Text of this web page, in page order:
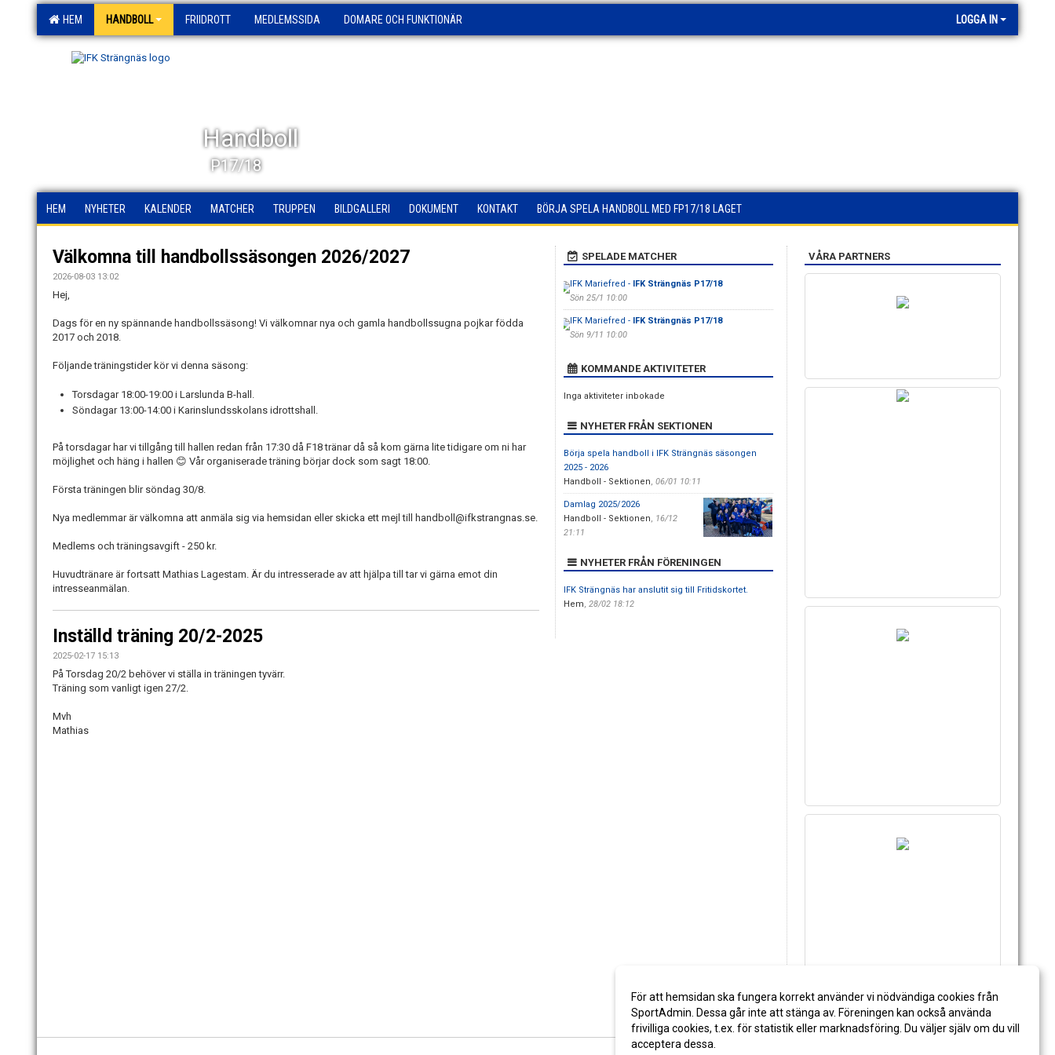
HEM HANDBOLL FRIIDROTT MEDLEMSSIDA DOMARE OCH FUNKTIONÄR LOGGA IN
Handboll
P17/18
HEM NYHETER KALENDER MATCHER TRUPPEN BILDGALLERI DOKUMENT KONTAKT BÖRJA SPELA HANDBOLL MED FP17/18 LAGET
Välkomna till handbollssäsongen 2026/2027
2026-08-03 13:02
Hej,
Dags för en ny spännande handbollssäsong! Vi välkomnar nya och gamla handbollssugna pojkar födda
2017 och 2018.
Följande träningstider kör vi denna säsong:
Torsdagar 18:00-19:00 i Larslunda B-hall.
Söndagar 13:00-14:00 i Karinslundsskolans idrottshall.
På torsdagar har vi tillgång till hallen redan från 17:30 då F18 tränar då så kom gärna lite tidigare om ni har
möjlighet och häng i hallen 😊 Vår organiserade träning börjar dock som sagt 18:00.
Första träningen blir söndag 30/8.
Nya medlemmar är välkomna att anmäla sig via hemsidan eller skicka ett mejl till handboll@ifkstrangnas.se.
Medlems och träningsavgift - 250 kr.
Huvudtränare är fortsatt Mathias Lagestam. Är du intresserade av att hjälpa till tar vi gärna emot din
intresseanmälan.
Inställd träning 20/2-2025
2025-02-17 15:13
På Torsdag 20/2 behöver vi ställa in träningen tyvärr.
Träning som vanligt igen 27/2.
Mvh
Mathias
SPELADE MATCHER
IFK Mariefred - IFK Strängnäs P17/18
Sön 25/1 10:00
IFK Mariefred - IFK Strängnäs P17/18
Sön 9/11 10:00
KOMMANDE AKTIVITETER
Inga aktiviteter inbokade
NYHETER FRÅN SEKTIONEN
Börja spela handboll i IFK Strängnäs säsongen
2025 - 2026
Handboll - Sektionen, 06/01 10:11
Damlag 2025/2026
Handboll - Sektionen, 16/12
21:11
NYHETER FRÅN FÖRENINGEN
IFK Strängnäs har anslutit sig till Fritidskortet.
Hem, 28/02 18:12
VÅRA PARTNERS
För att hemsidan ska fungera korrekt använder vi nödvändiga cookies från
SportAdmin. Dessa går inte att stänga av. Föreningen kan också använda
frivilliga cookies, t.ex. för statistik eller marknadsföring. Du väljer själv om du vill
acceptera dessa.